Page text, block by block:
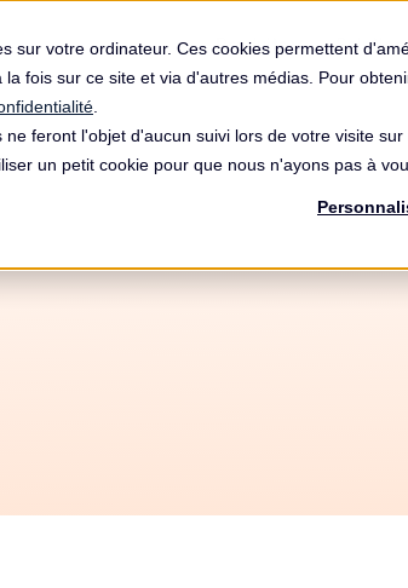
sur votre ordinateur. Ces cookies permettent
fois sur ce site et via d'autres médias. Pour
ne feront l'objet d'aucun suivi lors de votre visite
un petit cookie pour que nous n'ayons pas à
Produits
Amende